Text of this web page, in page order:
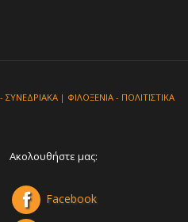
ΣΥΝΕΔΡΙΑΚΑ | ΦΙΛΟΞΕΝΙΑ - ΠΟΛΙΤΙΣΤΙΚΑ
Ακολουθήστε μας:
Facebook